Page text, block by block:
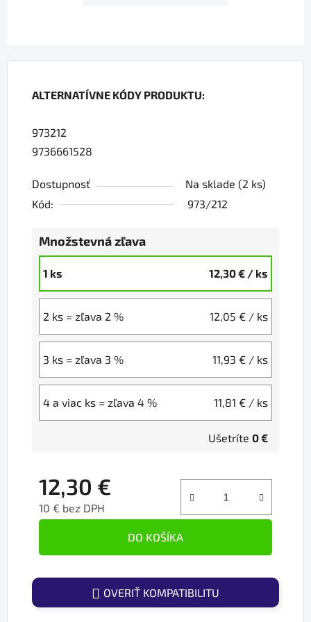
ALTERNATÍVNE KÓDY PRODUKTU:
973212
9736661528
Dostupnosť Na sklade (2 ks)
Kód:
973/212
Množstevná zľava
1 ks 12,30 € / ks
2 ks = zľava 2 % 12,05 € / ks
3 ks = zľava 3 % 11,93 € / ks
4 a viac ks = zľava 4 % 11,81 € / ks
Ušetríte 0 €
12,30 €
10 € bez DPH
DO KOŠÍKA
OVERIŤ KOMPATIBILITU